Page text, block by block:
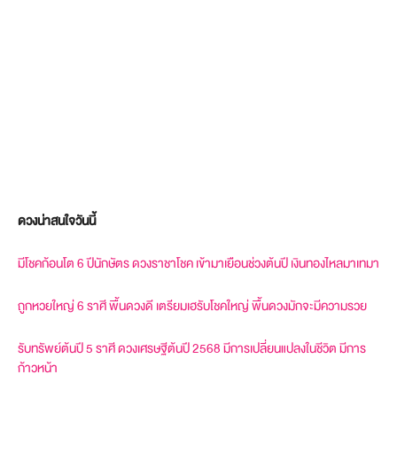
ดวงน่าสนใจวันนี้
มีโชคก้อนโต 6 ปีนักษัตร ดวงราชาโชค เข้ามาเยือนช่วงต้นปี เงินทองไหลมาเทมา
ถูกหวยใหญ่ 6 ราศี พื้นดวงดี เตรียมเฮรับโชคใหญ่ พื้นดวงมักจะมีความรวย
รับทรัพย์ต้นปี 5 ราศี ดวงเศรษฐีต้นปี 2568 มีการเปลี่ยนแปลงในชีวิต มีการ
ก้าวหน้า